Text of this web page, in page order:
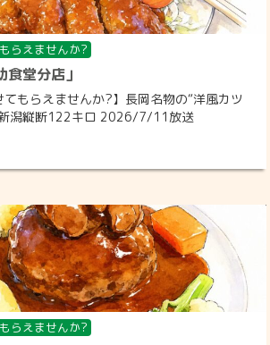
らえませんか?
食堂分店」
てもらえませんか?】長岡名物の“洋風カツ
潟縦断122キロ 2026/7/11放送
らえませんか?